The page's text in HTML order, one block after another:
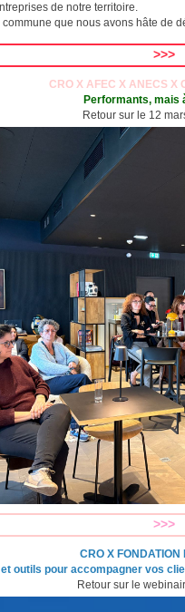
de notre territoire.
que nous avons hâte de
>>>
CRO X AFEC X ANECS X
Performants, mais
Retour sur le 12
>>>
CRO X FONDATION
et outils pour accompagner vos
Retour sur le